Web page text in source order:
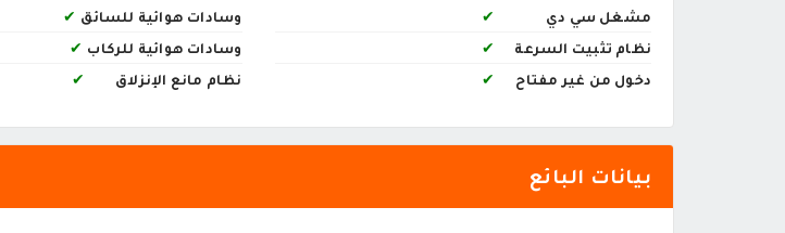
مشغل سي دي
✔
نظام تثبيت السرعة
✔
دخول من غير مفتاح
✔
وسادات هوائية للسائق ✔
وسادات هوائية للركاب ✔
نظام مانع الإنزلاق
✔
بيانات البائع